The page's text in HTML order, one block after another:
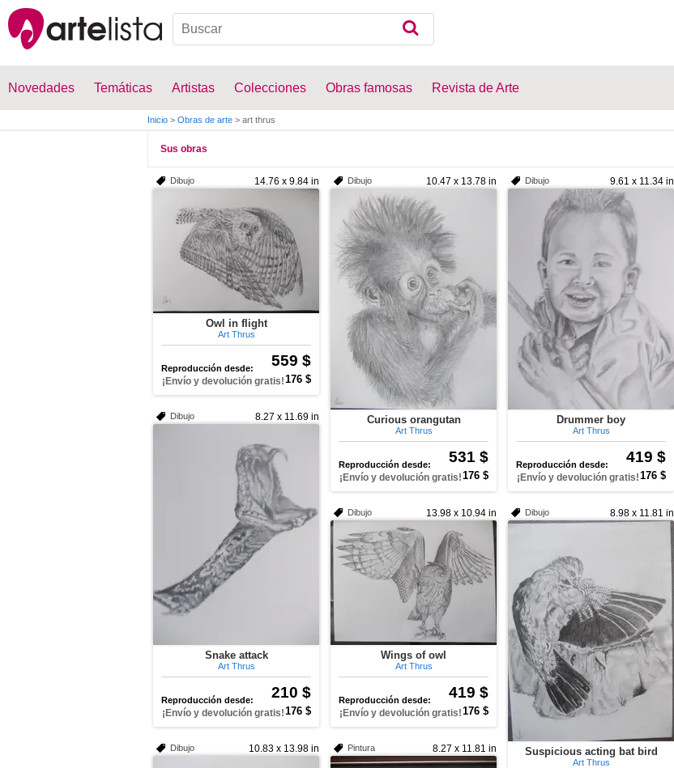
Novedades Temáticas Artistas Colecciones Obras famosas Revista de Arte
Inicio > Obras de arte > art thrus
Sus obras
14.76 x 9.84 in
Dibujo
Owl in flight
Art Thrus
559 $
Reproducción desde:
176 $
¡Envío y devolución gratis!
10.47 x 13.78 in
Dibujo
Curious orangutan
Art Thrus
531 $
Reproducción desde:
176 $
¡Envío y devolución gratis!
9.61 x 11.34 in
Dibujo
Drummer boy
Art Thrus
419 $
Reproducción desde:
176 $
¡Envío y devolución gratis!
8.27 x 11.69 in
Dibujo
Snake attack
Art Thrus
210 $
Reproducción desde:
176 $
¡Envío y devolución gratis!
13.98 x 10.94 in
Dibujo
Wings of owl
Art Thrus
419 $
Reproducción desde:
176 $
¡Envío y devolución gratis!
8.98 x 11.81 in
Dibujo
Suspicious acting bat bird
Art Thrus
10.83 x 13.98 in
Dibujo 8.27 x 11.81 in
Pintura